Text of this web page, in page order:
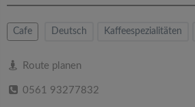
Cafe Deutsch Kaffeespezialitäten
Route planen
0561 93277832
a
v